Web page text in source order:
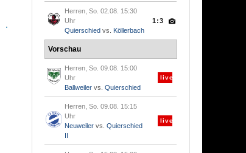
Herren, So. 02.08. 15:30
Uhr
Quierschied vs. Köllerbach
1:3
Vorschau
Herren, So. 09.08. 15:00
Uhr
Ballweiler vs. Quierschied
live
Herren, So. 09.08. 15:15
Uhr
Neuweiler vs. Quierschied
live